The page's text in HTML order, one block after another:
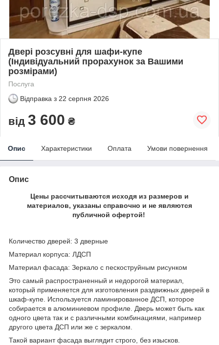
Двері розсувні для шафи-купе
(Індивідуальний прорахунок за Вашими
розмірами)
Послуга
Відправка з 22 серпня 2026
від 3 600 ₴
Опис Характеристики Оплата Умови повернення
Опис
Цены рассчитываются исходя из размеров и
материалов, указаны справочно и не являются
публичной офертой!
Количество дверей: 3 дверные
Материал корпуса: ЛДСП
Материал фасада: Зеркало с пескоструйным рисунком
Это самый распространенный и недорогой материал,
который применяется для изготовления раздвижных дверей в
шкаф-купе. Используется ламинированное ДСП, которое
собирается в алюминиевом профиле. Дверь может быть как
одного цвета так и с различными комбинациями, например
другого цвета ДСП или же с зеркалом.
Такой вариант фасада выглядит строго, без изысков.